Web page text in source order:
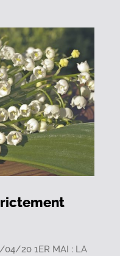
crise
sanitaire
04/20 1ER MAI : LA